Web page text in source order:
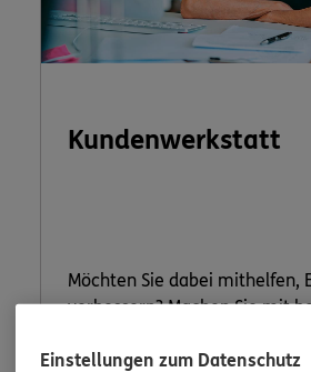
Kundenwerkstatt
Möchten Sie dabei mithelfen,
verbessern? Machen Sie mit
Einstellungen zum Datenschutz